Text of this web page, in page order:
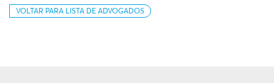
VOLTAR PARA LISTA DE ADVOGADOS